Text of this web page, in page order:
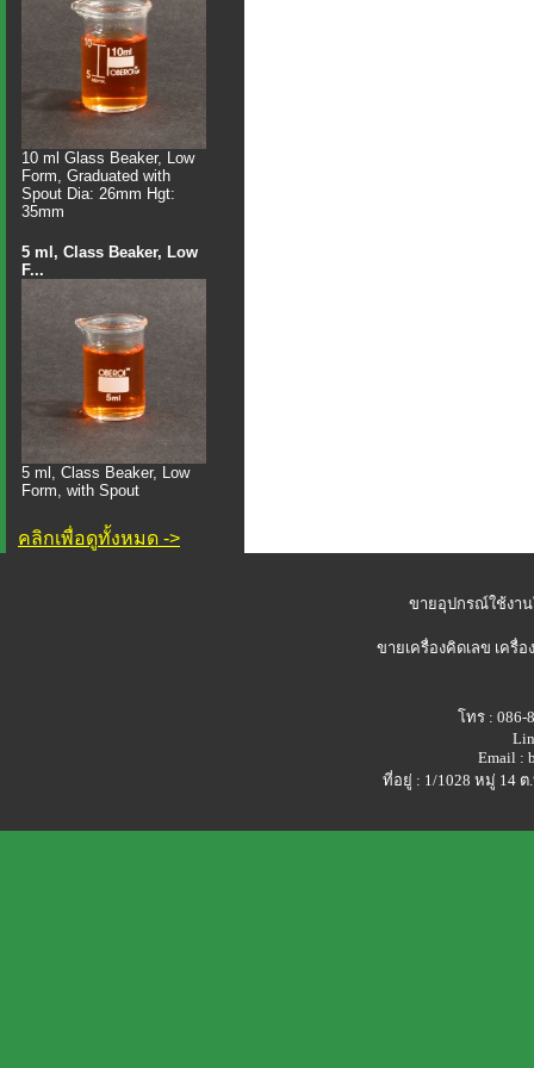
10 ml Glass Beaker, Low
Form, Graduated with
Spout Dia: 26mm Hgt:
35mm
5 ml, Class Beaker, Low
F...
5 ml, Class Beaker, Low
Form, with Spout
คลิกเพื่อดูทั้งหมด ->
ขายอุปกรณ์ใช้งา
ขายเครื่องคิดเลข เครื่
โทร : 086-
Email :
ที่อยู่ : 1/1028 หมู่ 14 ต.